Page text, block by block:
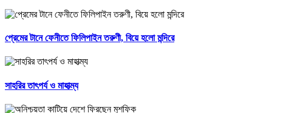
প্রেমের টানে ফেনীতে ফিলিপাইন তরুণী, বিয়ে হলো মন্দিরে
সাহরির তাৎপর্য ও মাহাত্ম্য